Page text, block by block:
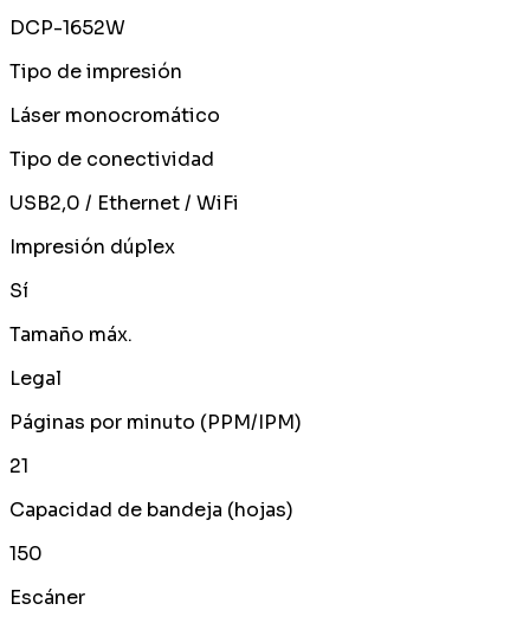
DCP-1652W
Tipo de impresión
Láser monocromático
Tipo de conectividad
USB2,0 / Ethernet / WiFi
Impresión dúplex
Sí
Tamaño máx.
Legal
Páginas por minuto (PPM/IPM)
21
Capacidad de bandeja (hojas)
150
Escáner